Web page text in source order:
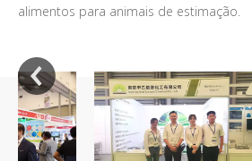
alimentos para animais de estimação.